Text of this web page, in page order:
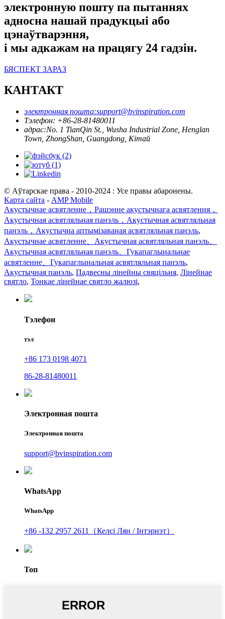
электронную пошту па пытаннях
адносна нашай прадукцыі або
цэнаўтварэння,
і мы адкажам на працягу 24 гадзін.
БЯСПЕКТ ЗАРАЗ
КАНТАКТ
электронная пошта:support@bvinspiration.com
Тэлефон: +86-28-81480011
адрас:No. 1 TianQin St., Wusha Industrial Zone, Henglan
Town, ZhongShan, Guangdong, Кітай
© Аўтарскае права - 2010-2024 : Усе правы абаронены.
Карта сайта - AMP Mobile
Акустычнае асвятленне，Рашэнне акустычнага асвятлення，
Акустычная асвятляльная панэль，Акустычная асвятляльная
панэль，Акустычна аптымізаваная асвятляльная панэль,
Акустычнае асвятленне、Акустычная асвятляльная панэль、
Акустычная асвятляльная панэль、Гукапаглынальнае
асвятленне、Гукапаглынальная асвятляльная панэль,
Акустычная панэль, Падвесны лінейны свяцільня, Лінейнае
святло, Тонкае лінейнае святло жалюзі,
Тэлефон
тэл
+86 173 0198 4071
86-28-81480011
Электронная пошта
Электронная пошта
support@bvinspiration.com
WhatsApp
WhatsApp
+86 -132 2957 2611（Келсі Лян / Інтэрнэт）
Топ